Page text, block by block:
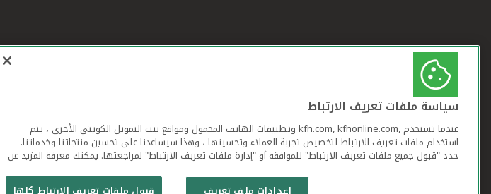
بيت التمويل الكويتي جميع
سياسة ملفات تعريف الارتباط
عندما تستخدم ,kfh.com, kfhonline.com وتطبيقات الهاتف المحمول ومواقع بيت التمويل الكويتي الأخرى ، يتم
استخدام ملفات تعريف الارتباط لتخصيص تجربة العملاء وتحسينها ، وهذا سيساعدنا على تحسين منتجاتنا وخدماتنا.
حدد "قبول جميع ملفات تعريف الارتباط" للموافقة أو "إدارة ملفات تعريف الارتباط" لمراجعتها. يمكنك معرفة المزيد عن